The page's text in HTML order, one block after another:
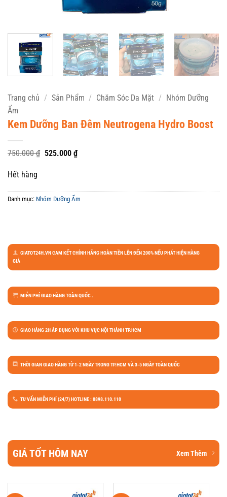
Trang chủ / Sản Phẩm / Chăm Sóc Da Mặt / Nhóm Dưỡng
Ẩm
Kem Dưỡng Ban Đêm Neutrogena Hydro Boost
750.000₫ Giá
525.000 ₫Giá
hiện
Hết hàng
Danh mục: Nhóm Dưỡng Ẩm
GIATOT24H.VN CAM KẾT CHÍNH HÃNG HOÀN TIỀN LÊN ĐẾN 200% NẾU PHÁT HIỆN HÀNG
GIẢ
MIỄN PHÍ GIAO HÀNG TOÀN QUỐC .
GIAO HÀNG 2H ÁP DỤNG VỚI KHU VỰC NỘI THÀNH TP.HCM
THỜI GIAN GIAO HÀNG TỪ 1-2 NGÀY TRONG TP.HCM VÀ 3-5 NGÀY TOÀN QUỐC
TƯ VẤN MIỄN PHÍ (24/7) HOTLINE : 0898.110.110
GIÁ TỐT HÔM NAY Xem Thêm